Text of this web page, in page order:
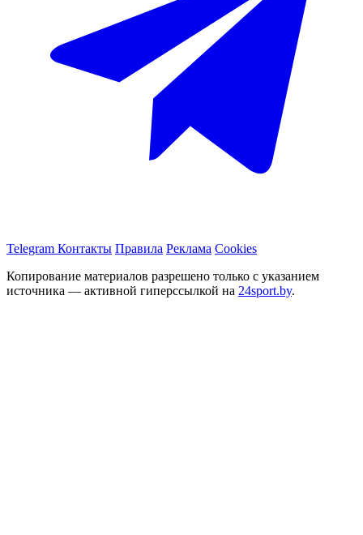
Telegram Контакты Правила Реклама Cookies
Копирование материалов разрешено только с указанием
источника — активной гиперссылкой на 24sport.by.